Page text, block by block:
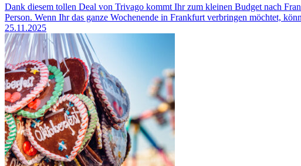
Dank diesem tollen Deal von Trivago kommt Ihr zum kleinen Budget nach
Person. Wenn Ihr das ganze Wochenende in Frankfurt verbringen möchtet,
25.11.2025